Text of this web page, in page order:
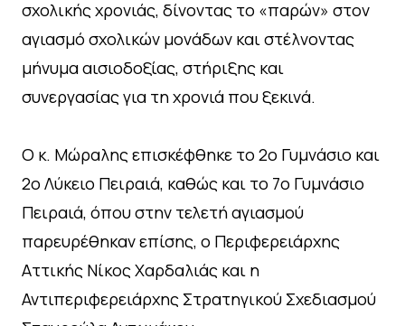
σχολικής χρονιάς, δίνοντας το «παρών» στον
αγιασμό σχολικών μονάδων και στέλνοντας
μήνυμα αισιοδοξίας, στήριξης και
συνεργασίας για τη χρονιά που ξεκινά.
Ο κ. Μώραλης επισκέφθηκε το 2ο Γυμνάσιο και
2ο Λύκειο Πειραιά, καθώς και το 7ο Γυμνάσιο
Πειραιά, όπου στην τελετή αγιασμού
παρευρέθηκαν επίσης, ο Περιφερειάρχης
Αττικής Νίκος Χαρδαλιάς και η
Αντιπεριφερειάρχης Στρατηγικού Σχεδιασμού